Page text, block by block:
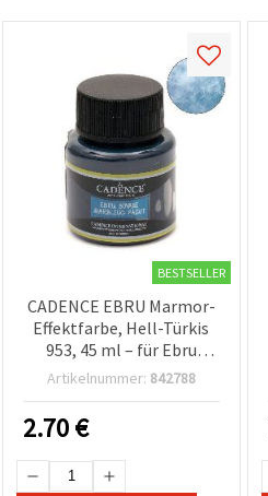
BESTSELLER
CADENCE EBRU Marmor-
Effektfarbe, Hell-Türkis
953, 45 ml – für Ebru
sowie Wasser- und
Artikelnummer: 842788
2.70€